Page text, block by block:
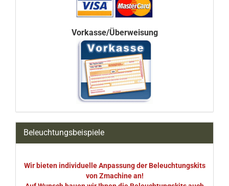
Vorkasse/Überweisung
Beleuchtungsbeispiele
Wir bieten individuelle Anpassung der Beleuchtungskits
von Zmachine an!